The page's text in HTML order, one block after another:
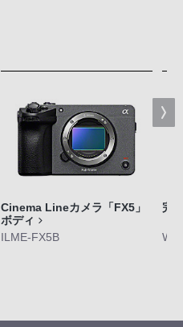
Cinema Lineカメラ「FX5」
ボディ
ILME-FX5B
完